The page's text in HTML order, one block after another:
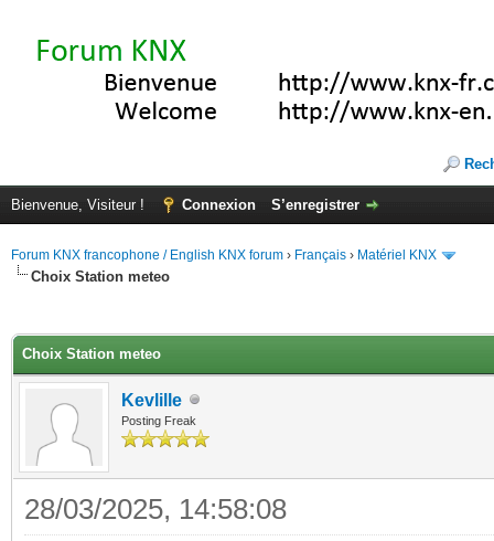
Bienvenue, Visiteur ! Connexion S’enregistrer
Forum KNX francophone / English KNX forum › Français › Matériel KNX
Choix Station meteo
Choix Station meteo
Kevlille
Posting Freak
28/03/2025, 14:58:08